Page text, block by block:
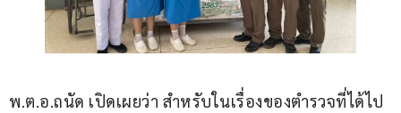
พ.ต.อ.ถนัด เปิดเผยว่า สำหรับในเรื่องของตำรวจที่ได้ไป